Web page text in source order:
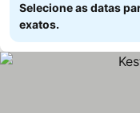
Selecione as datas
exatos.